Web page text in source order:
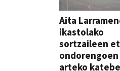
Aita
ikastolako
sortzaileen
ondorengoen
arteko